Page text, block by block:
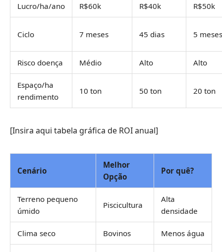
Lucro/ha/ano R$60k R$40k R$50k
Ciclo 7 meses 45 dias 5 meses
Risco doença Médio Alto Alto
Espaço/ha
rendimento
10 ton 50 ton 20 ton
[Insira aqui tabela gráfica de ROI anual]
Cenário
Melhor
Opção
Por quê?
Terreno pequeno
úmido
Piscicultura
Alta
densidade
Clima seco Bovinos Menos água